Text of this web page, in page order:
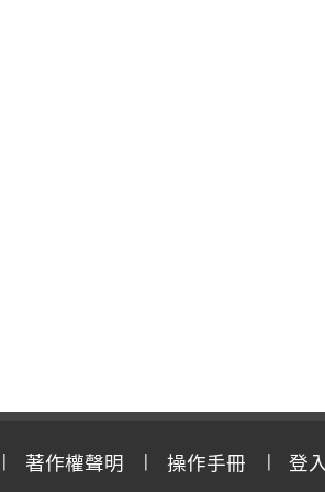
著作權聲明 操作手冊 登